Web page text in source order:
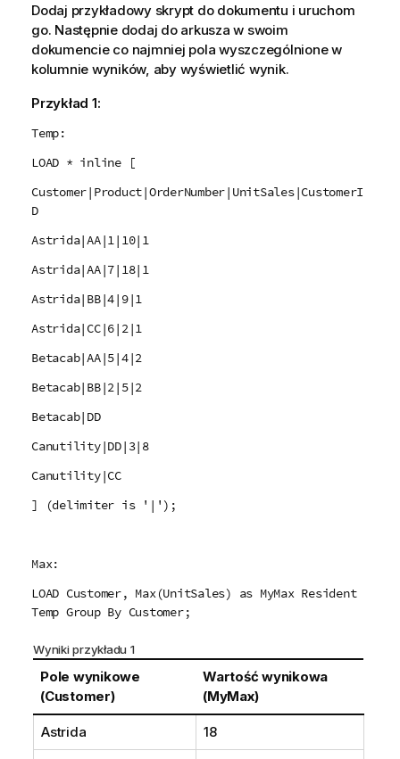
Dodaj przykładowy skrypt do dokumentu i uruchom
go. Następnie dodaj do arkusza w swoim
dokumencie co najmniej pola wyszczególnione w
kolumnie wyników, aby wyświetlić wynik.
Przykład 1:
Temp:
LOAD * inline [
Customer|Product|OrderNumber|UnitSales|CustomerI
D
Astrida|AA|1|10|1
Astrida|AA|7|18|1
Astrida|BB|4|9|1
Astrida|CC|6|2|1
Betacab|AA|5|4|2
Betacab|BB|2|5|2
Betacab|DD
Canutility|DD|3|8
Canutility|CC
] (delimiter is '|');
Max:
LOAD Customer, Max(UnitSales) as MyMax Resident
Temp Group By Customer;
Wyniki przykładu 1
Pole wynikowe
(Customer)
Wartość wynikowa
(MyMax)
Astrida 18